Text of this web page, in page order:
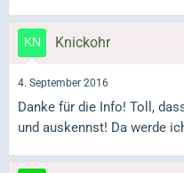
Knickohr
4. September 2016
Danke für die Info! Toll,
und auskennst! Da werde